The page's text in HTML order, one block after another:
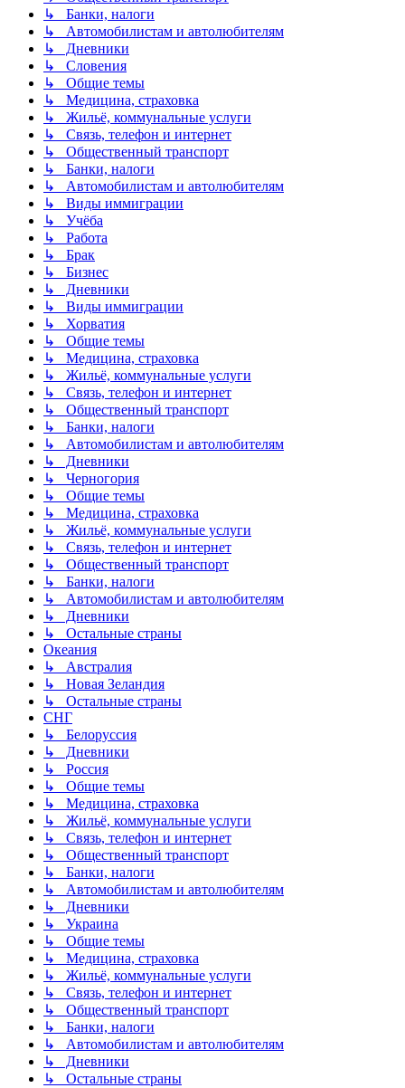
↳ Банки, налоги
↳ Автомобилистам и автолюбителям
↳ Дневники
↳ Словения
↳ Общие темы
↳ Медицина, страховка
↳ Жильё, коммунальные услуги
↳ Связь, телефон и интернет
↳ Общественный транспорт
↳ Банки, налоги
↳ Автомобилистам и автолюбителям
↳ Виды иммиграции
↳ Учёба
↳ Работа
↳ Брак
↳ Бизнес
↳ Дневники
↳ Виды иммиграции
↳ Хорватия
↳ Общие темы
↳ Медицина, страховка
↳ Жильё, коммунальные услуги
↳ Связь, телефон и интернет
↳ Общественный транспорт
↳ Банки, налоги
↳ Автомобилистам и автолюбителям
↳ Дневники
↳ Черногория
↳ Общие темы
↳ Медицина, страховка
↳ Жильё, коммунальные услуги
↳ Связь, телефон и интернет
↳ Общественный транспорт
↳ Банки, налоги
↳ Автомобилистам и автолюбителям
↳ Дневники
↳ Остальные страны
Океания
↳ Австралия
↳ Новая Зеландия
↳ Остальные страны
СНГ
↳ Белоруссия
↳ Дневники
↳ Россия
↳ Общие темы
↳ Медицина, страховка
↳ Жильё, коммунальные услуги
↳ Связь, телефон и интернет
↳ Общественный транспорт
↳ Банки, налоги
↳ Автомобилистам и автолюбителям
↳ Дневники
↳ Украина
↳ Общие темы
↳ Медицина, страховка
↳ Жильё, коммунальные услуги
↳ Связь, телефон и интернет
↳ Общественный транспорт
↳ Банки, налоги
↳ Автомобилистам и автолюбителям
↳ Дневники
↳ Остальные страны